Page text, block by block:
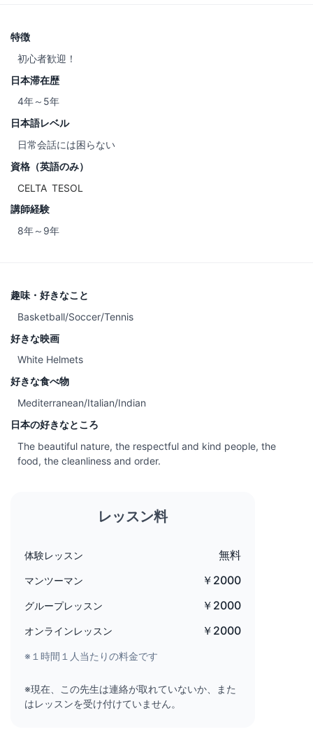
特徴
初心者歓迎！
日本滞在歴
4年～5年
日本語レベル
日常会話には困らない
資格（英語のみ）
CELTA TESOL
講師経験
8年～9年
趣味・好きなこと
Basketball/Soccer/Tennis
好きな映画
White Helmets
好きな食べ物
Mediterranean/Italian/Indian
日本の好きなところ
The beautiful nature, the respectful and kind people, the
food, the cleanliness and order.
レッスン料
体験レッスン 無料
マンツーマン ￥2000
グループレッスン ￥2000
オンラインレッスン ￥2000
※１時間１人当たりの料金です
※現在、この先生は連絡が取れていないか、また
はレッスンを受け付けていません。